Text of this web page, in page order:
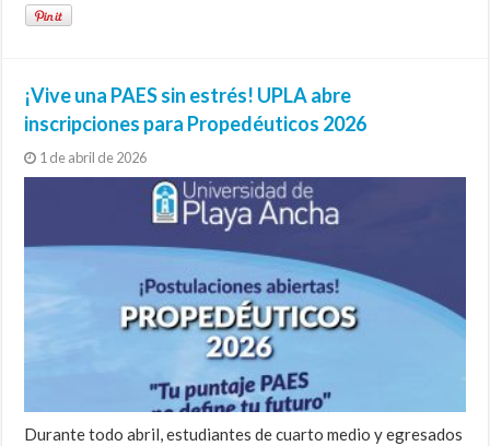
¡Vive una PAES sin estrés! UPLA abre
inscripciones para Propedéuticos 2026
1 de abril de 2026
Durante todo abril, estudiantes de cuarto medio y egresados